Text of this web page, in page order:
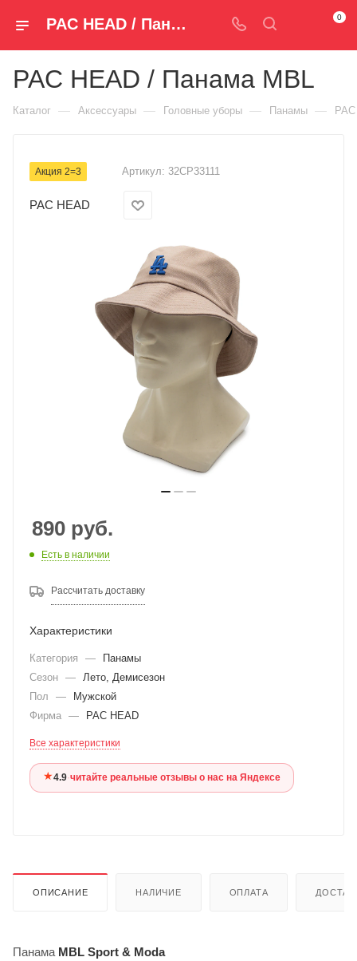
PAC HEAD / Панама MBL 32CP33111 — купить за 890 руб. ₽ в Spm-Shop.ru | Хумтто.РФ - Спорт+Мода 0
PAC HEAD / Панама MBL
Каталог — Аксессуары — Головные уборы — Панамы —
Акция 2=3 Артикул: 32CP33111
PAC HEAD
890 руб.
Есть в наличии
Рассчитать доставку
Характеристики
Категория —
Панамы
Сезон —
Лето, Демисезон
Пол
—
Мужской
Фирма — PAC HEAD
Все характеристики
★4.9·читайте реальные отзывы о нас на Яндексе
ОПИСАНИЕ НАЛИЧИЕ ОПЛАТА
Панама MBL Sport & Moda